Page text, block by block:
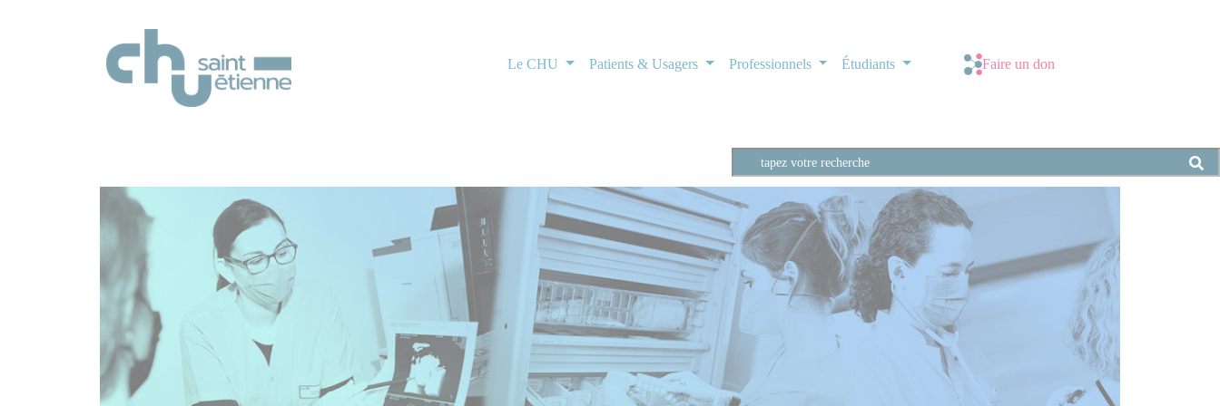
Le CHU Patients & Usagers Professionnels Étudiants Faire un don